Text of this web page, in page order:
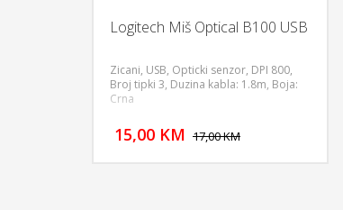
Logitech Miš Optical B100 USB
Zicani, USB, Opticki senzor, DPI 800,
Broj tipki 3, Duzina kabla: 1.8m, Boja:
Crna
15,00 KM 17,00 KM